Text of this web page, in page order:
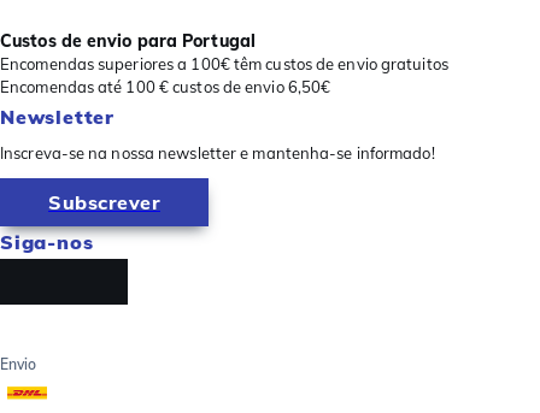
Custos de envio para Portugal
Encomendas superiores a 100€ têm custos de envio gratuitos
Encomendas até 100 € custos de envio 6,50€
Newsletter
Inscreva-se na nossa newsletter e mantenha-se informado!
Subscrever
Siga-nos
Envio